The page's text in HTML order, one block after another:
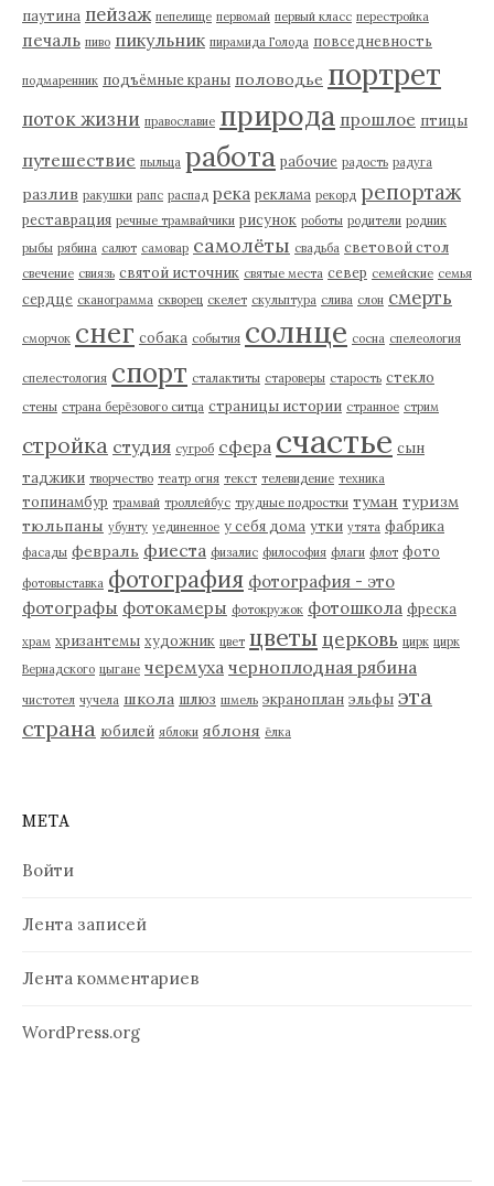
паутина пейзаж пепелище первомай первый класс перестройка
печаль пиво пикульник пирамида Голода повседневность
подмаренник подъёмные краны половодье портрет
поток жизни православие природа прошлое птицы
путешествие пыльца работа рабочие радость радуга
разлив ракушки рапс распад река реклама рекорд репортаж
реставрация речные трамвайчики рисунок роботы родители родник
рыбы рябина салют самовар самолёты свадьба световой стол
свечение свиязь святой источник святые места север семейские семья
сердце сканограмма скворец скелет скульптура слива слон смерть
сморчок снег собака события солнце сосна спелеология
спелестология спорт сталактиты староверы старость стекло
стены страна берёзового ситца страницы истории странное стрим
стройка студия сугроб сфера счастье сын
таджики творчество театр огня текст телевидение техника
топинамбур трамвай троллейбус трудные подростки туман туризм
тюльпаны убунту уединенное у себя дома утки утята фабрика
фасады февраль фиеста физалис философия флаги флот фото
фотовыставка фотография фотография - это
фотографы фотокамеры фотокружок фотошкола фреска
храм хризантемы художник цвет цветы церковь цирк цирк
Вернадского цыгане черемуха черноплодная рябина
чистотел чучела школа шлюз шмель экраноплан эльфы эта
страна юбилей яблоки яблоня ёлка
МЕТА
Войти
Лента записей
Лента комментариев
WordPress.org